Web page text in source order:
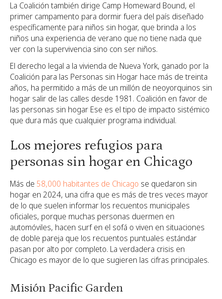
La Coalición también dirige Camp Homeward Bound, el
primer campamento para dormir fuera del país diseñado
específicamente para niños sin hogar, que brinda a los
niños una experiencia de verano que no tiene nada que
ver con la supervivencia sino con ser niños.
El derecho legal a la vivienda de Nueva York, ganado por la
Coalición para las Personas sin Hogar hace más de treinta
años, ha permitido a más de un millón de neoyorquinos sin
hogar salir de las calles desde 1981. Coalición en favor de
las personas sin hogar Ese es el tipo de impacto sistémico
que dura más que cualquier programa individual.
Los mejores refugios para
personas sin hogar en Chicago
Más de 58,000 habitantes de Chicago se quedaron sin
hogar en 2024, una cifra que es más de tres veces mayor
de lo que suelen informar los recuentos municipales
oficiales, porque muchas personas duermen en
automóviles, hacen surf en el sofá o viven en situaciones
de doble pareja que los recuentos puntuales estándar
pasan por alto por completo. La verdadera crisis en
Chicago es mayor de lo que sugieren las cifras principales.
Misión Pacific Garden